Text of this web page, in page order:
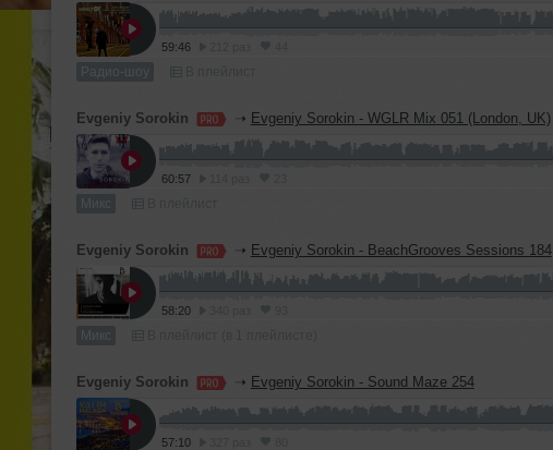
59:46
Радио-шоу
Evgeniy Sorokin ➝ Evgeniy Sorokin - WGLR Mix 051 (London, UK)
60:57
Микс
Evgeniy Sorokin ➝ Evgeniy Sorokin - BeachGrooves Sessions 184
58:20
Микс
Evgeniy Sorokin ➝ Evgeniy Sorokin - Sound Maze 254
57:10